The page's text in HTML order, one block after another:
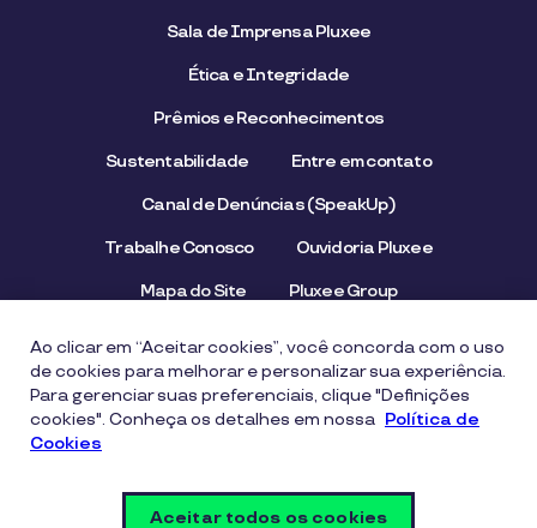
Sala de Imprensa Pluxee
Ética e Integridade
Prêmios e Reconhecimentos
Sustentabilidade Entre em contato
Canal de Denúncias (SpeakUp)
Trabalhe Conosco Ouvidoria Pluxee
Mapa do Site Pluxee Group
Aviso de Privacidade Termos de uso
Segurança Digital e Prevenção a Fraudes
Ao clicar em “Aceitar cookies”, você concorda com o uso
de cookies para melhorar e personalizar sua experiência.
Para gerenciar suas preferenciais, clique "Definições
cookies". Conheça os detalhes em nossa Política de
Cookies
Aceitar todos os cookies